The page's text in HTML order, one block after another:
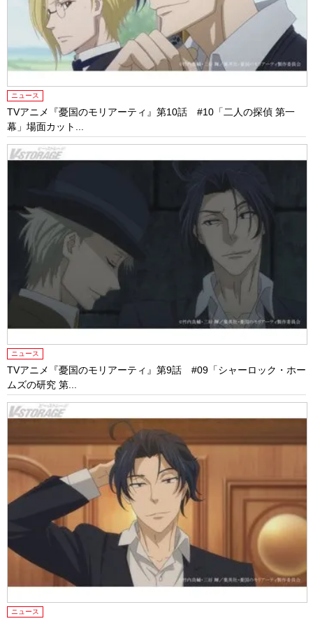
ニュース
TVアニメ『憂国のモリアーティ』第10話 #10「二人の探偵 第一
幕」場面カット...
ニュース
TVアニメ『憂国のモリアーティ』第9話 #09「シャーロック・ホー
ムズの研究 第...
ニュース